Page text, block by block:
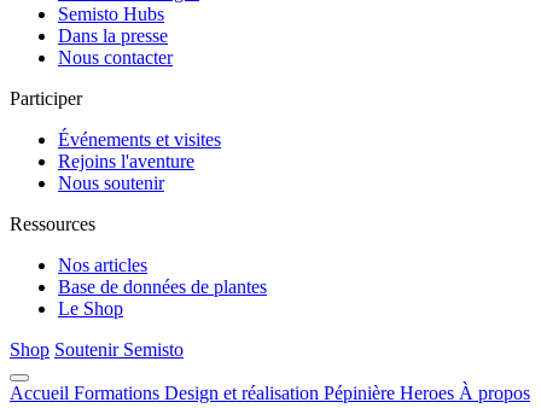
Semisto Hubs
Dans la presse
Nous contacter
Participer
Événements et visites
Rejoins l'aventure
Nous soutenir
Ressources
Nos articles
Base de données de plantes
Le Shop
Shop Soutenir Semisto
Accueil Formations Design et réalisation Pépinière Heroes À propos